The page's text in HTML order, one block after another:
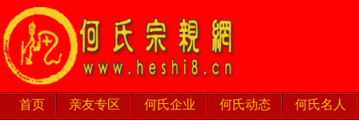
首页 亲友专区 何氏企业 何氏动态 何氏名人